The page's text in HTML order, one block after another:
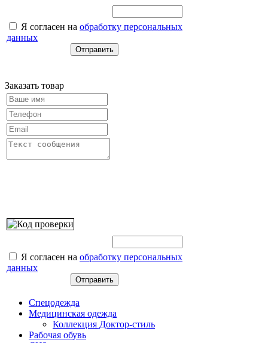
Я согласен на обработку персональных
данных
Заказать товар
Я согласен на обработку персональных
данных
Спецодежда
Медицинская одежда
Коллекция Доктор-стиль
Рабочая обувь